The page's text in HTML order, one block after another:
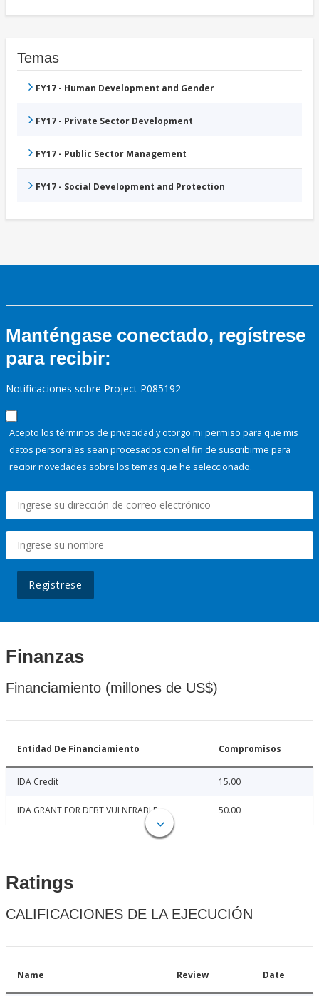
Temas
FY17 - Human Development and Gender
FY17 - Private Sector Development
FY17 - Public Sector Management
FY17 - Social Development and Protection
Manténgase conectado, regístrese
para recibir:
Notificaciones sobre Project P085192
Acepto los términos de privacidad y otorgo mi permiso para que mis
datos personales sean procesados con el fin de suscribirme para
recibir novedades sobre los temas que he seleccionado.
Regístrese
Finanzas
Financiamiento (millones de US$)
Entidad De Financiamiento Compromisos
IDA Credit 15.00
IDA GRANT FOR DEBT VULNERABLE 50.00
Ratings
CALIFICACIONES DE LA EJECUCIÓN
Name Review Date